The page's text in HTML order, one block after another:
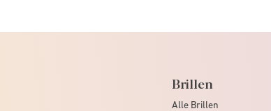
Brillen
Alle Brillen